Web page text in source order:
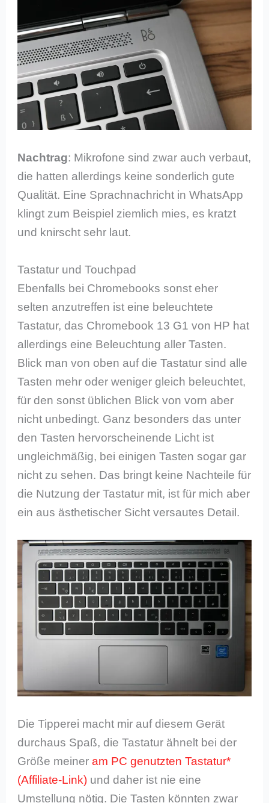
Nachtrag: Mikrofone sind zwar auch verbaut,
die hatten allerdings keine sonderlich gute
Qualität. Eine Sprachnachricht in WhatsApp
klingt zum Beispiel ziemlich mies, es kratzt
und knirscht sehr laut.
Tastatur und Touchpad
Ebenfalls bei Chromebooks sonst eher
selten anzutreffen ist eine beleuchtete
Tastatur, das Chromebook 13 G1 von HP hat
allerdings eine Beleuchtung aller Tasten.
Blick man von oben auf die Tastatur sind alle
Tasten mehr oder weniger gleich beleuchtet,
für den sonst üblichen Blick von vorn aber
nicht unbedingt. Ganz besonders das unter
den Tasten hervorscheinende Licht ist
ungleichmäßig, bei einigen Tasten sogar gar
nicht zu sehen. Das bringt keine Nachteile für
die Nutzung der Tastatur mit, ist für mich aber
ein aus ästhetischer Sicht versautes Detail.
Die Tipperei macht mir auf diesem Gerät
durchaus Spaß, die Tastatur ähnelt bei der
Größe meineram PC genutzten Tastatur*
und daher ist nie eine
Umstellung nötig. Die Tasten könnten zwar